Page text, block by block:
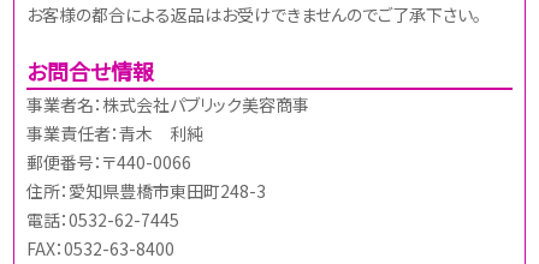
お客様の都合による返品はお受けできませんのでご了承下さい。
お問合せ情報
事業者名：株式会社パブリック美容商事
事業責任者：青木 利純
郵便番号：〒440-0066
住所：愛知県豊橋市東田町248-3
電話：0532-62-7445
FAX：0532-63-8400